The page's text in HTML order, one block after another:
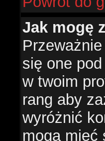
Jak mogę
się one
w twoim
rang aby
wyróżnić
mogą mieć